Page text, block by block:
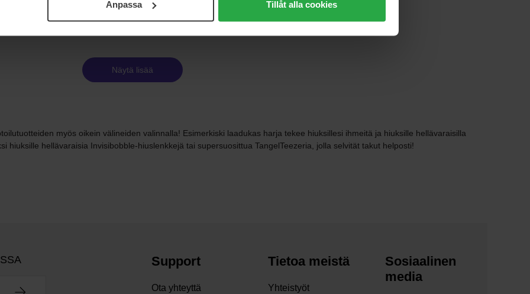
Anpassa Tillåt alla cookies
Sivu 1/5 Seuraava
Näytä lisää
myös oikein välineiden valinnalla! Esimerkiski laadukas harja tekee hiuksillesi ihmeitä ja hiuksille hellävaraisilla
hiuksille hellävaraisia Invisibobble-hiuslenkkejä tai supersuosittua TangelTeezeria, jolla selvität takut helposti!
Support
Ota yhteyttä
Tietoa meistä
Yhteistyöt
Sosiaalinen
media